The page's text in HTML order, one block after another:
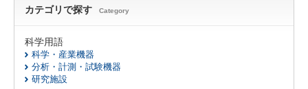
カテゴリで探す Category
科学用語
科学・産業機器
分析・計測・試験機器
研究施設